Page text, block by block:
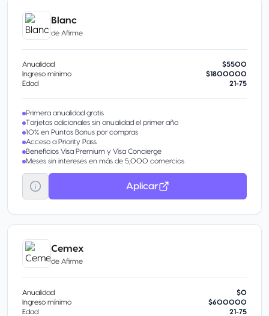
Blanc
de Afirme
Anualidad
$5500
Ingreso mínimo
$1800000
Edad
21-75
Primera anualidad gratis
Tarjetas adicionales sin anualidad el primer año
10% en Puntos Bonus por compras
Acceso a Priority Pass
Beneficios Visa Premium y Visa Concierge
Meses sin intereses en más de 5,000 comercios
Aplicar
Cemex
de Afirme
Anualidad
$0
Ingreso mínimo
$600000
Edad
21-75